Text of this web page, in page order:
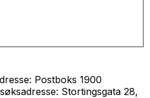
Postboks 1900
Stortingsgata 28,